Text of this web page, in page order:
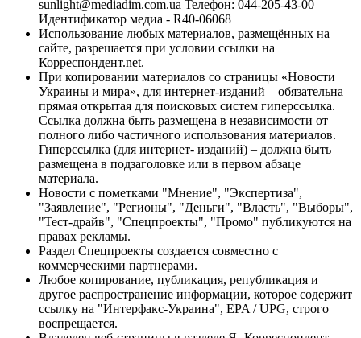
sunlight@mediadim.com.ua Телефон: 044-205-43-00
Идентификатор медиа - R40-06068
Использование любых материалов, размещённых на
сайте, разрешается при условии ссылки на
Корреспондент.net.
При копировании материалов со страницы «Новости
Украины и мира», для интернет-изданий – обязательна
прямая открытая для поисковых систем гиперссылка.
Ссылка должна быть размещена в независимости от
полного либо частичного использования материалов.
Гиперссылка (для интернет- изданий) – должна быть
размещена в подзаголовке или в первом абзаце
материала.
Новости с пометками "Мнение", "Экспертиза",
"Заявление", "Регионы", "Деньги", "Власть", "Выборы",
"Тест-драйв", "Спецпроекты", "Промо" публикуются на
правах рекламы.
Раздел Спецпроекты создается совместно с
коммерческими партнерами.
Любое копирование, публикация, републикация и
другое распространение информации, которое содержит
ссылку на "Интерфакс-Украина", EPA / UPG, строго
воспрещается.